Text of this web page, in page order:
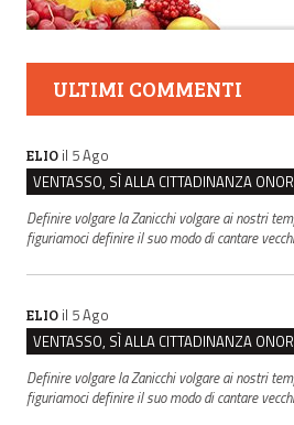
ULTIMI COMMENTI
ELIO il 5 Ago
Definire volgare la Zanicchi volgare ai nostri
figuriamoci definire il suo modo di cantare
ELIO il 5 Ago
Definire volgare la Zanicchi volgare ai nostri
figuriamoci definire il suo modo di cantare